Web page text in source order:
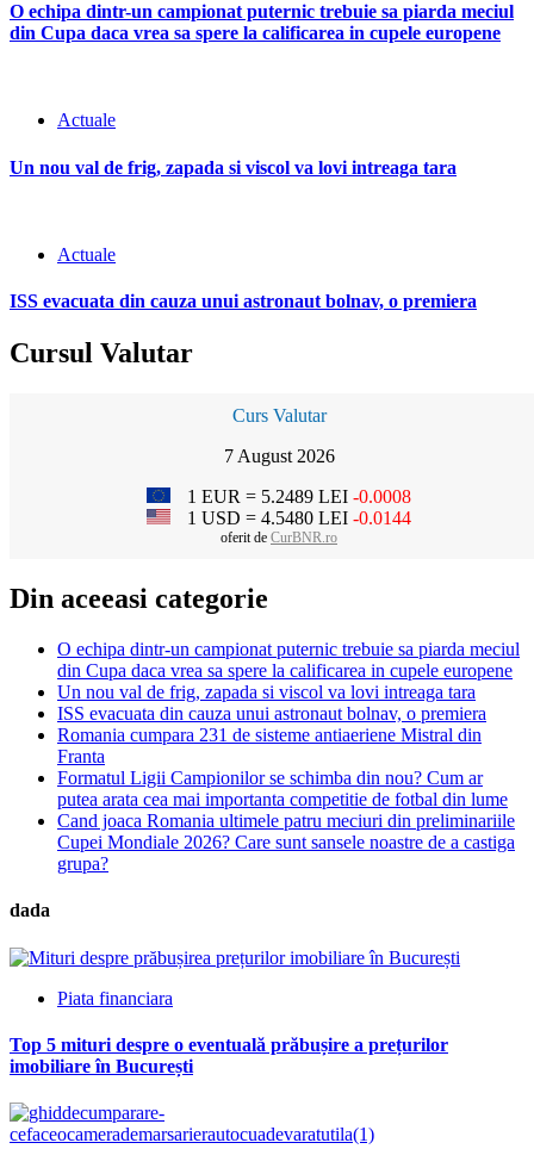
O echipa dintr-un campionat puternic trebuie sa piarda meciul
din Cupa daca vrea sa spere la calificarea in cupele europene
Actuale
Un nou val de frig, zapada si viscol va lovi intreaga tara
Actuale
ISS evacuata din cauza unui astronaut bolnav, o premiera
Cursul Valutar
Curs Valutar
7 August 2026
1 EUR = 5.2489 LEI -0.0008
1 USD = 4.5480 LEI -0.0144
oferit de CurBNR.ro
Din aceeasi categorie
O echipa dintr-un campionat puternic trebuie sa piarda meciul
din Cupa daca vrea sa spere la calificarea in cupele europene
Un nou val de frig, zapada si viscol va lovi intreaga tara
ISS evacuata din cauza unui astronaut bolnav, o premiera
Romania cumpara 231 de sisteme antiaeriene Mistral din
Franta
Formatul Ligii Campionilor se schimba din nou? Cum ar
putea arata cea mai importanta competitie de fotbal din lume
Cand joaca Romania ultimele patru meciuri din preliminariile
Cupei Mondiale 2026? Care sunt sansele noastre de a castiga
grupa?
dada
Piata financiara
Top 5 mituri despre o eventuală prăbușire a prețurilor
imobiliare în București